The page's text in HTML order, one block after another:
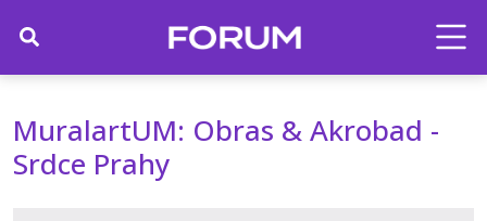
MuralartUM: Obras & Akrobad -
Srdce Prahy